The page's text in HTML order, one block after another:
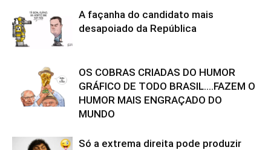
A façanha do candidato mais
desapoiado da República
OS COBRAS CRIADAS DO HUMOR
GRÁFICO DE TODO BRASIL….FAZEM O
HUMOR MAIS ENGRAÇADO DO
MUNDO
Só a extrema direita pode produzir